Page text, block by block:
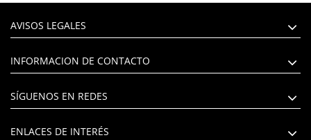
AVISOS LEGALES
INFORMACION DE CONTACTO
SÍGUENOS EN REDES
ENLACES DE INTERÉS